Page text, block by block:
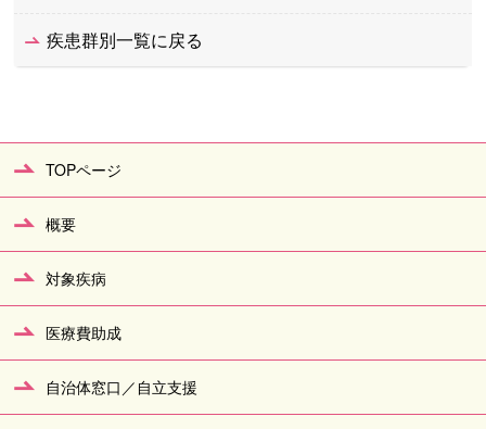
疾患群別一覧に戻る
TOPページ
概要
対象疾病
医療費助成
自治体窓口／自立支援